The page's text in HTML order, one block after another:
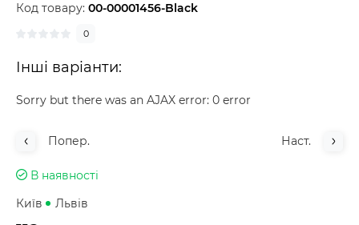
Код товару: 00-00001456-Black
0
Інші варіанти:
Sorry but there was an AJAX error: 0 error
Попер. Наст.
В наявності
Київ
Львів